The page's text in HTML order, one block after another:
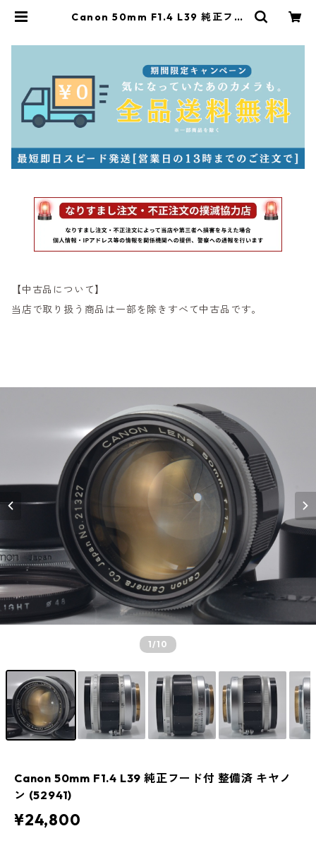
Canon 50mm F1.4 L39 純正フー
【中古品について】
当店で取り扱う商品は一部を除きすべて中古品です。
1/10
Canon 50mm F1.4 L39 純正フード付 整備済 キヤノ
ン (52941)
¥24,800